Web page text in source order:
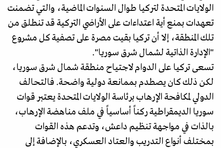
الولايات المتحدة لتركيا طوال السنوات الماضية، والتي تضمنت
تعهدات بمنع أية اعتداءات على الأراضي التركية قد تنطلق من
تلك المنطقة، إلا أن تركيا بقيت مصرة على تصفية كل مشروع
"الإدارة الذاتية لشمال شرق سوريا".
تسعى تركيا على الدوام لاجتياح منطقة شمال شرق سوريا،
لكن ذلك كان يصطدم بممانعة دولية واضحة. فالتحالف
الدولي لمكافحة الإرهاب برئاسة الولايات المتحدة يعتبر قوات
سوريا الديمقراطية ركناً أساسياً في ملف مناهضة الإرهاب،
بالذات في مواجهة تنظيم داعش، وتدعم هذه القوات
بمختلف أنواع التدريب والعتاد العسكري، بالإضافة إلى